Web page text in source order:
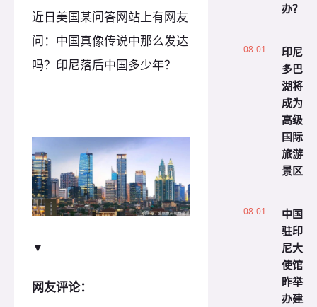
近日美国某问答网站上有网友
问：中国真像传说中那么发达
吗？印尼落后中国多少年？
▼
网友评论：
办？
08-01
印尼
多巴
湖将
成为
高级
国际
旅游
景区
08-01
中国
驻印
尼大
使馆
昨举
办建